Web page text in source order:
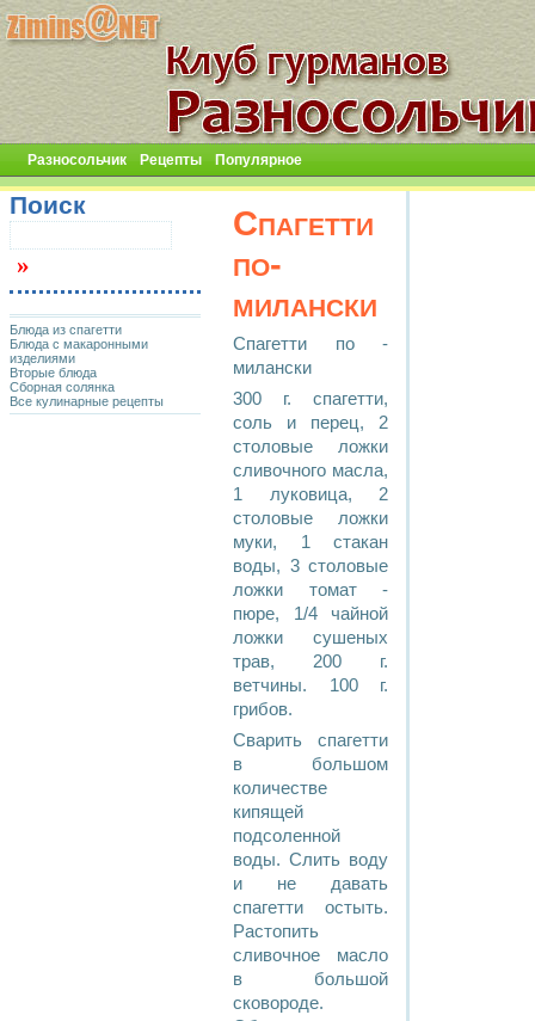
Разносольчик Рецепты Популярное
Спагетти
по-
милански
Спагетти по -
милански
300 г. спагетти,
соль и перец, 2
столовые ложки
сливочного масла,
1 луковица, 2
столовые ложки
муки, 1 стакан
воды, 3 столовые
ложки томат -
пюре, 1/4 чайной
ложки сушеных
трав, 200 г.
ветчины. 100 г.
грибов.
Сварить спагетти
в большом
количестве
кипящей
подсоленной
воды. Слить воду
и не давать
спагетти остыть.
Растопить
сливочное масло
в большой
сковороде.
Поиск
Блюда из спагетти
Блюда с макаронными
изделиями
Вторые блюда
Сборная солянка
Все кулинарные рецепты